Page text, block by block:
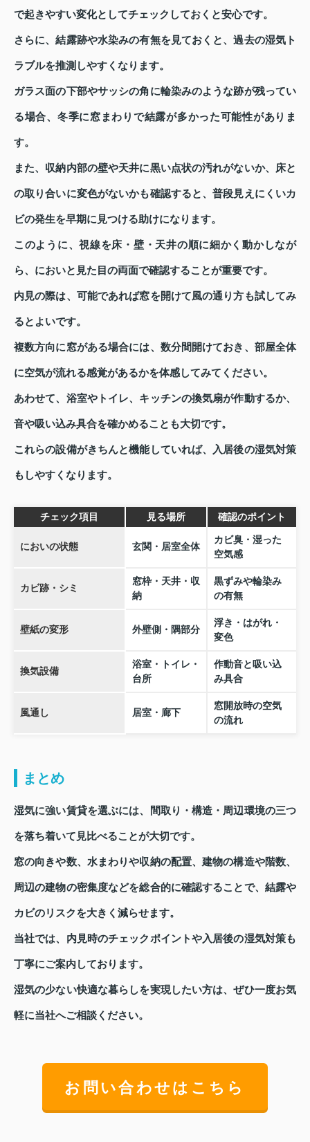
で起きやすい変化としてチェックしておくと安心です。
さらに、結露跡や水染みの有無を見ておくと、過去の湿気ト
ラブルを推測しやすくなります。
ガラス面の下部やサッシの角に輪染みのような跡が残ってい
る場合、冬季に窓まわりで結露が多かった可能性がありま
す。
また、収納内部の壁や天井に黒い点状の汚れがないか、床と
の取り合いに変色がないかも確認すると、普段見えにくいカ
ビの発生を早期に見つける助けになります。
このように、視線を床・壁・天井の順に細かく動かしなが
ら、においと見た目の両面で確認することが重要です。
内見の際は、可能であれば窓を開けて風の通り方も試してみ
るとよいです。
複数方向に窓がある場合には、数分間開けておき、部屋全体
に空気が流れる感覚があるかを体感してみてください。
あわせて、浴室やトイレ、キッチンの換気扇が作動するか、
音や吸い込み具合を確かめることも大切です。
これらの設備がきちんと機能していれば、入居後の湿気対策
もしやすくなります。
チェック項目 見る場所 確認のポイント
においの状態 玄関・居室全体
カビ臭・湿った
空気感
カビ跡・シミ
窓枠・天井・収
納
黒ずみや輪染み
の有無
壁紙の変形 外壁側・隅部分
浮き・はがれ・
変色
換気設備
浴室・トイレ・
台所
作動音と吸い込
み具合
風通し 居室・廊下
窓開放時の空気
の流れ
まとめ
湿気に強い賃貸を選ぶには、間取り・構造・周辺環境の三つ
を落ち着いて見比べることが大切です。
窓の向きや数、水まわりや収納の配置、建物の構造や階数、
周辺の建物の密集度などを総合的に確認することで、結露や
カビのリスクを大きく減らせます。
当社では、内見時のチェックポイントや入居後の湿気対策も
丁寧にご案内しております。
湿気の少ない快適な暮らしを実現したい方は、ぜひ一度お気
軽に当社へご相談ください。
お問い合わせはこちら